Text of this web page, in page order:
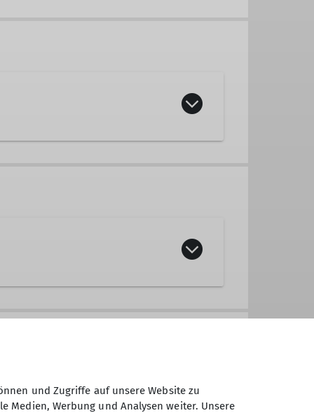
und Zugriffe auf unsere Website zu
Medien, Werbung und Analysen weiter. Unsere